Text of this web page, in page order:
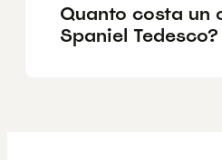
Quanto costa un
Spaniel Tedesco?